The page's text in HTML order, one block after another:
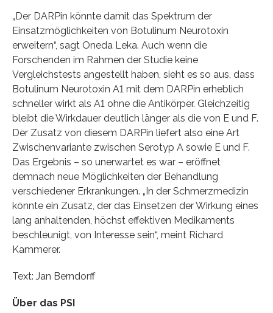
„Der DARPin könnte damit das Spektrum der
Einsatzmöglichkeiten von Botulinum Neurotoxin
erweitern“, sagt Oneda Leka. Auch wenn die
Forschenden im Rahmen der Studie keine
Vergleichstests angestellt haben, sieht es so aus, dass
Botulinum Neurotoxin A1 mit dem DARPin erheblich
schneller wirkt als A1 ohne die Antikörper. Gleichzeitig
bleibt die Wirkdauer deutlich länger als die von E und F.
Der Zusatz von diesem DARPin liefert also eine Art
Zwischenvariante zwischen Serotyp A sowie E und F.
Das Ergebnis – so unerwartet es war – eröffnet
demnach neue Möglichkeiten der Behandlung
verschiedener Erkrankungen. „In der Schmerzmedizin
könnte ein Zusatz, der das Einsetzen der Wirkung eines
lang anhaltenden, höchst effektiven Medikaments
beschleunigt, von Interesse sein“, meint Richard
Kammerer.
Text: Jan Berndorff
Über das PSI